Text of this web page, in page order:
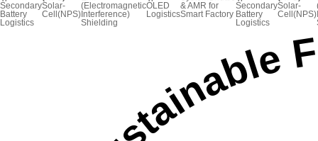
Secondary
Battery
Logistics
Solar-
Cell(NPS)
(Electromagnetic
Interference)
Shielding
OLED
Logistics
& AMR for
Smart Factory
Secondary
Battery
Logistics
Solar-
Cell(NPS)